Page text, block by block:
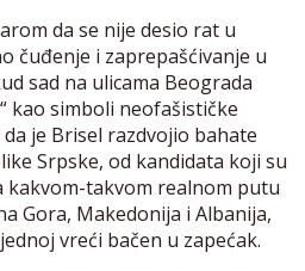
da se nije desio rat u
čuđenje i zaprepašćivanje u
sad na ulicama Beograda
kao simboli neofašističke
je Brisel razdvojio bahate
Srpske, od kandidata koji su
kakvom-takvom realnom putu
Gora, Makedonija i Albanija,
vreći bačen u zapećak.